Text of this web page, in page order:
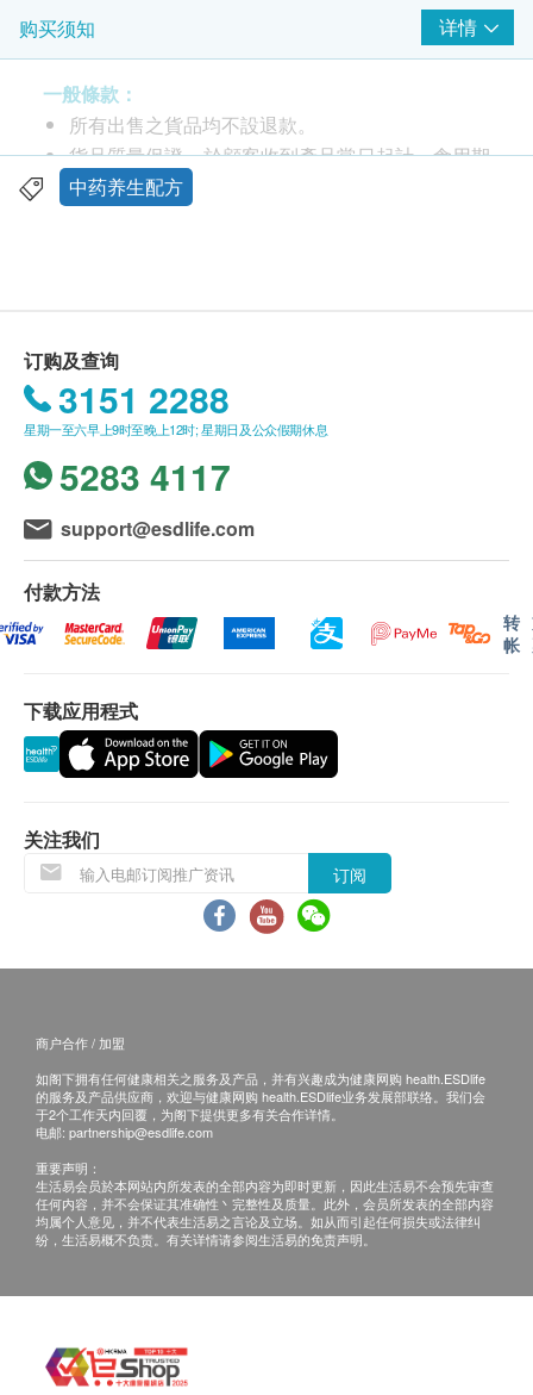
中成药注册编号: HKP-08548
适合人士
咽喉干燥哽痛、减轻结肠胃痛、唇疮飞滋、减轻皮疹
热毒、牙痕炎肿、疗毒疮肿、小便短赤、舌红苔白
等。
成份
穿心莲、蒲公英、紫花地丁
购买须知 详情
一般條款：
所有出售之貨品均不設退款。
貨品質量保證，於顧客收到產品當日起計，食用期
應最少有12個月或以上。
购买 鴻運貿易(國際)有限公司 产品总额满
HK$500，即可享本地免费送货服务。 账单总额未
满HK$500需附加HK$30运费。
送货服务不适用于偏远地区及离岛(例如马湾、机
场、愉景湾、等地区)
我們將於確定訂單後1-3個工作天內安排發貨。
本公司之农历新年假期将会于2026年2月16日(年廿
九)至2月24日(年初八)休息9天。直至2月25日(年初九)
则一切正常运作。
农历新年送货安排:
廿五)
新年期间，客人可照常下单购物，惟于此日期后确
定之订单，将会于年假过后2月25日按下单时间先
不排除運送時間會因節日而有所影響。當八號烈風
訊號懸掛或黑色暴雨警告生效時，送貨服務時間將
所有訂單須視乎相關貨品的供應情況再作最後確
客再作安排。
退換條款：
當顧客收取已訂購之貨品時，有責任檢查貨品是否
有損毀情況，一經確認簽收，恕不接受退換。
退換產品必須包裝完整，如退換之產品有任何殘缺
或過期退回，供應商有權不受理。
正本，並於送貨後3個工作天內按下列方式聯絡 鴻
電郵: Marketing@Hungwin.net
中药养生配方
订购及查询
3151 2288
星期一至六早上9时至晚上12时; 星期日及公众假期休息
5283 4117
support@esdlife.com
付款方法
转
帐
下载应用程式
关注我们
订阅
商户合作 / 加盟
如阁下拥有任何健康相关之服务及产品，并有兴趣成为健康网购 health.ESDlife
的服务及产品供应商，欢迎与健康网购 health.ESDlife业务发展部联络。我们会
于2个工作天内回覆，为阁下提供更多有关合作详情。
电邮: partnership@esdlife.com
重要声明：
生活易会员於本网站内所发表的全部内容为即时更新，因此生活易不会预先审查
任何内容，并不会保证其准确性丶完整性及质量。此外，会员所发表的全部内容
均属个人意见，并不代表生活易之言论及立场。如从而引起任何损失或法律纠
纷，生活易概不负责。有关详情请参阅生活易的免责声明。